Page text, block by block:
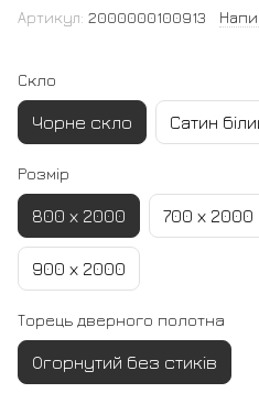
Артикул: 2000000100913
Скло
Чорне скло Сатин
Розмір
800 х 2000 700 х 2000
900 х 2000
Торець дверного полотна
Огорнутий без стиків